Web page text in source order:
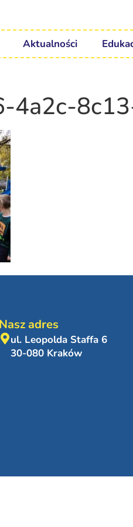
Aktualności
4a2c-
Nasz adres
ul. Leopolda Staffa 6
30-080 Kraków